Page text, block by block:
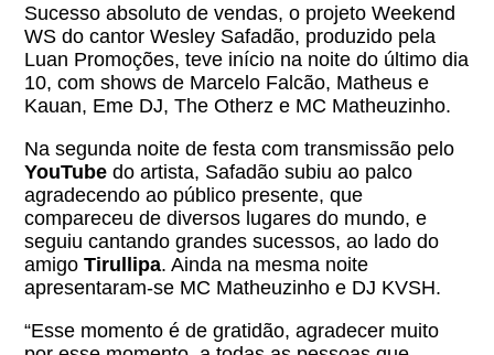
Sucesso absoluto de vendas, o projeto Weekend
WS do cantor Wesley Safadão, produzido pela
Luan Promoções, teve início na noite do último dia
10, com shows de Marcelo Falcão, Matheus e
Kauan, Eme DJ, The Otherz e MC Matheuzinho.
Na segunda noite de festa com transmissão pelo
YouTube do artista, Safadão subiu ao palco
agradecendo ao público presente, que
compareceu de diversos lugares do mundo, e
seguiu cantando grandes sucessos, ao lado do
amigoTirullipa. Ainda na mesma noite
apresentaram-se MC Matheuzinho e DJ KVSH.
“Esse momento é de gratidão, agradecer muito